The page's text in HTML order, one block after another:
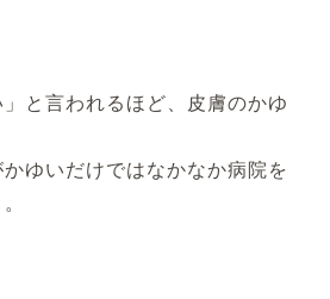
と言われるほど、皮膚のかゆ
ゆいだけではなかなか病院を